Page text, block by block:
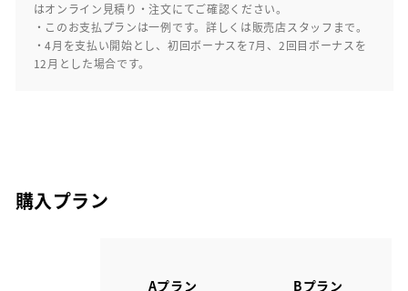
はオンライン見積り・注文にてご確認ください。
・このお支払プランは一例です。詳しくは販売店スタッフまで。
・4月を支払い開始とし、初回ボーナスを7月、2回目ボーナスを
12月とした場合です。
購入プラン
Aプラン Bプラン